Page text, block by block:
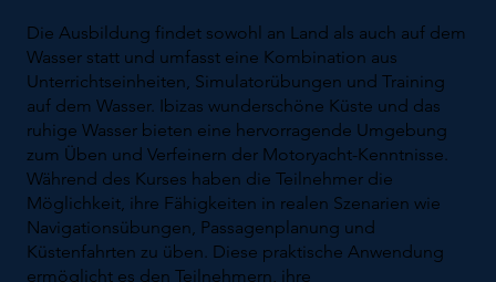
Die Ausbildung findet sowohl an Land als auch auf dem
Wasser statt und umfasst eine Kombination aus
Unterrichtseinheiten, Simulatorübungen und Training
auf dem Wasser. Ibizas wunderschöne Küste und das
ruhige Wasser bieten eine hervorragende Umgebung
zum Üben und Verfeinern der Motoryacht-Kenntnisse.
Während des Kurses haben die Teilnehmer die
Möglichkeit, ihre Fähigkeiten in realen Szenarien wie
Navigationsübungen, Passagenplanung und
Küstenfahrten zu üben. Diese praktische Anwendung
ermöglicht es den Teilnehmern, ihre